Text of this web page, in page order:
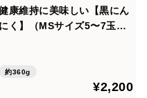
康維持に美味しい【黒にん
にく】（MSサイズ5〜7玉入
約360g
¥2,200